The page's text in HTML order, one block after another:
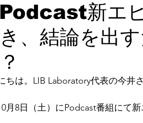
Podcast新エ
、結論を出
ちは。LIB Laboratory代表の今井
月8日（土）にPodcast番組にて